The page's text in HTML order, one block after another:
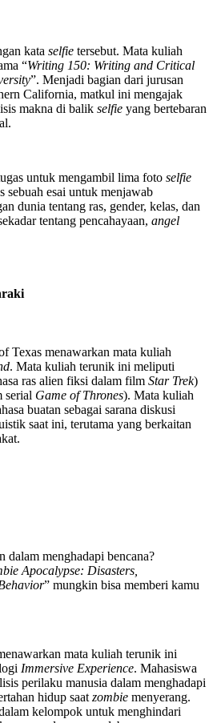
kata selfie tersebut. Mata kuliah
“Writing 150: Writing and Critical
”. Menjadi bagian dari jurusan
California, matkul ini mengajak
makna di balik selfie yang bertebaran
untuk mengambil lima foto selfie
esai untuk menjawab
dunia tentang ras, gender, kelas, dan
tentang pencahayaan, angel
Texas menawarkan mata kuliah
. Mata kuliah terunik ini meliputi
ras alien fiksi dalam film Star Trek)
serial Game of Thrones). Mata kuliah
buatan sebagai sarana diskusi
saat ini, terutama yang berkaitan
dalam menghadapi bencana?
Apocalypse: Disasters,
” mungkin bisa memberi kamu
mata kuliah terunik ini
Immersive Experience. Mahasiswa
perilaku manusia dalam menghadapi
hidup saat zombie menyerang.
kelompok untuk menghindari